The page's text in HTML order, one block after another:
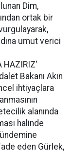
Dim,
ortak bir
umut verici
HAZIRIZ'
Bakanı Akın
ihtiyaçlara
alanında
halinde
eden Gürlek,